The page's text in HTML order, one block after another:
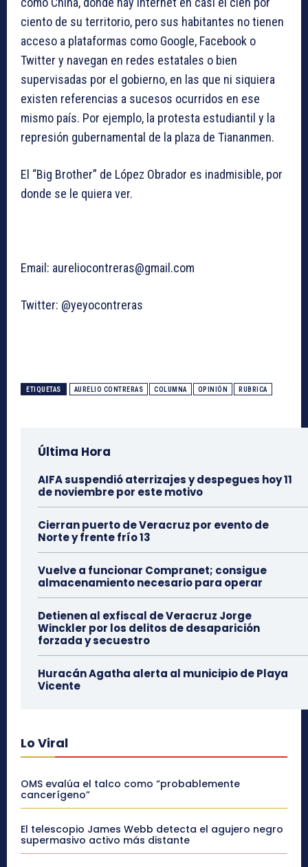
ciento de su territorio, pero sus habitantes no tienen
acceso a plataformas como Google, Facebook o
Twitter y navegan en redes estatales o bien
supervisadas por el gobierno, en las que ni siquiera
existen referencias a sucesos ocurridos en ese
mismo país. Por ejemplo, la protesta estudiantil y la
represión gubernamental de la plaza de Tiananmen.
El “Big Brother” de López Obrador es inadmisible, por
donde se le quiera ver.
Email: aureliocontreras@gmail.com
Twitter: @yeyocontreras
ETIQUETAS AURELIO CONTRERAS COLUMNA OPINIÓN RUBRICA
Última Hora
AIFA suspendió aterrizajes y despegues hoy 11
de noviembre por este motivo
Cierran puerto de Veracruz por evento de
Norte y frente frío 13
Vuelve a funcionar Compranet; consigue
almacenamiento necesario para operar
Detienen al exfiscal de Veracruz Jorge
Winckler por los delitos de desaparición
forzada y secuestro
Huracán Agatha alerta al municipio de Playa
Vicente
Lo Viral
OMS evalúa el talco como “probablemente
cancerígeno”
El telescopio James Webb detecta el agujero negro
supermasivo activo más distante